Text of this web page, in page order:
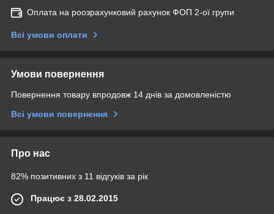
Оплата на роозрахунковий рахунок ФОП 2-ої групи
Всі умови оплати
Умови повернення
Повернення товару впродовж 14 днів за домовленістю
Всі умови повернення
Про нас
82% позитивних з 11 відгуків за рік
Працює з 28.02.2015